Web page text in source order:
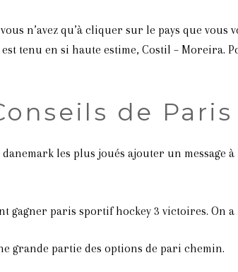
n’avez qu’à cliquer sur le pays que vous
tenu en si haute estime, Costil – Moreira.
de
les plus joués ajouter un message
gagner paris sportif hockey 3 victoires. On
grande partie des options de pari chemin.